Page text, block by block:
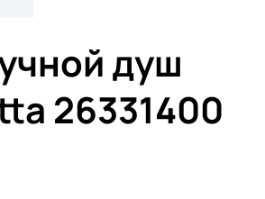
душ
26331400